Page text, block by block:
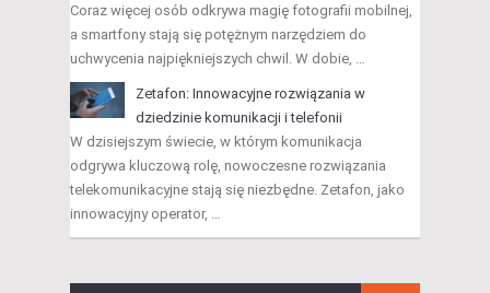
Coraz więcej osób odkrywa magię fotografii mobilnej,
a smartfony stają się potężnym narzędziem do
uchwycenia najpiękniejszych chwil. W dobie, …
Zetafon: Innowacyjne rozwiązania w
dziedzinie komunikacji i telefonii
W dzisiejszym świecie, w którym komunikacja
odgrywa kluczową rolę, nowoczesne rozwiązania
telekomunikacyjne stają się niezbędne. Zetafon, jako
innowacyjny operator, …